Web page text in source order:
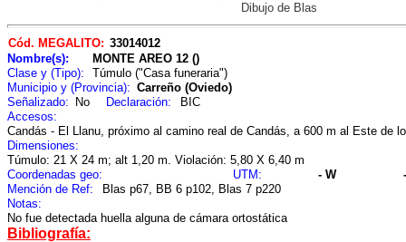
Dibujo de Blas
Cód. MEGALITO: 33014012
Nombre(s):
MONTE AREO 12 ()
Clase y (Tipo):
Túmulo ("Casa funeraria")
Municipio y (Provincia): Carreño (Oviedo)
Señalizado:
No Declaración:
BIC
Accesos:
Candás - El Llanu, próximo al camino real de Candás, a 600 m al Este de
Dimensiones:
Túmulo: 21 X 24 m; alt 1,20 m. Violación: 5,80 X 6,40 m
Coordenadas geo:
UTM: - W
Mención de Ref:
Blas p67, BB 6 p102, Blas 7 p220
Notas:
No fue detectada huella alguna de cámara ortostática
Bibliografía: